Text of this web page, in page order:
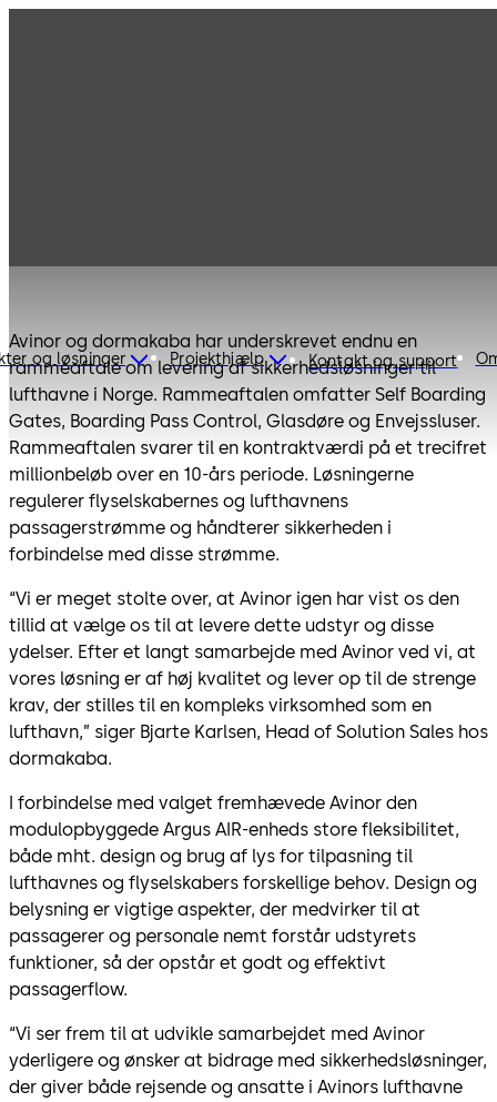
og løsninger Projekthjælp Kontakt og support
Avinor og dormakaba har underskrevet endnu en
rammeaftale om levering af sikkerhedsløsninger til
lufthavne i Norge. Rammeaftalen omfatter Self Boarding
Gates, Boarding Pass Control, Glasdøre og Envejssluser.
Rammeaftalen svarer til en kontraktværdi på et trecifret
millionbeløb over en 10-års periode. Løsningerne
regulerer flyselskabernes og lufthavnens
passagerstrømme og håndterer sikkerheden i
forbindelse med disse strømme.
“Vi er meget stolte over, at Avinor igen har vist os den
tillid at vælge os til at levere dette udstyr og disse
ydelser. Efter et langt samarbejde med Avinor ved vi, at
vores løsning er af høj kvalitet og lever op til de strenge
krav, der stilles til en kompleks virksomhed som en
lufthavn,” siger Bjarte Karlsen, Head of Solution Sales hos
dormakaba.
I forbindelse med valget fremhævede Avinor den
modulopbyggede Argus AIR-enheds store fleksibilitet,
både mht. design og brug af lys for tilpasning til
lufthavnes og flyselskabers forskellige behov. Design og
belysning er vigtige aspekter, der medvirker til at
passagerer og personale nemt forstår udstyrets
funktioner, så der opstår et godt og effektivt
passagerflow.
“Vi ser frem til at udvikle samarbejdet med Avinor
yderligere og ønsker at bidrage med sikkerhedsløsninger,
der giver både rejsende og ansatte i Avinors lufthavne